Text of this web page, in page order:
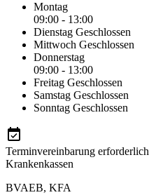
Montag
09:00 - 13:00
Dienstag Geschlossen
Mittwoch Geschlossen
Donnerstag
09:00 - 13:00
Freitag Geschlossen
Samstag Geschlossen
Sonntag Geschlossen
Terminvereinbarung erforderlich
Krankenkassen
BVAEB, KFA